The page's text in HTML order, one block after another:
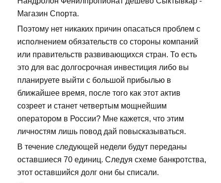
Магазин Спорта.
Поэтому нет никаких причин опасаться проблем с
исполнением обязательств со стороны компаний
или правительств развивающихся стран. То есть
это для вас долгосрочная инвестиция либо вы
планируете выйти с большой прибылью в
ближайшее время, после того как этот актив
созреет и станет четвертым мощнейшим
оператором в России? Мне кажется, что этим
личностям лишь повод дай повысказываться.
В течение следующей недели будут переданы
оставшиеся 70 единиц. Следуя схеме банкротства,
этот оставшийся долг они бы списали.